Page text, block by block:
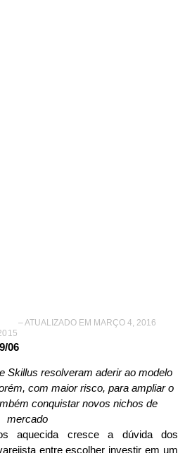
– ATUALIZADO EM MARÇO 4, 2016
06
Skillus resolveram aderir ao modelo
com maior risco, para ampliar o
conquistar novos nichos de
mercado
aquecida cresce a dúvida dos
entre escolher investir em um